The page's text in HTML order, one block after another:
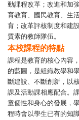
動課程改革；改進和加
育教育、國民教育、生
育；改革評核制度和建
質素的教師隊伍。
本校課程的特點
課程是教育的核心內容
的藍圖，是組織教學和
斷建設、不斷創新，以
課及活動課相應配合。
童個性和身心的發展，
程時會以學生已有的知